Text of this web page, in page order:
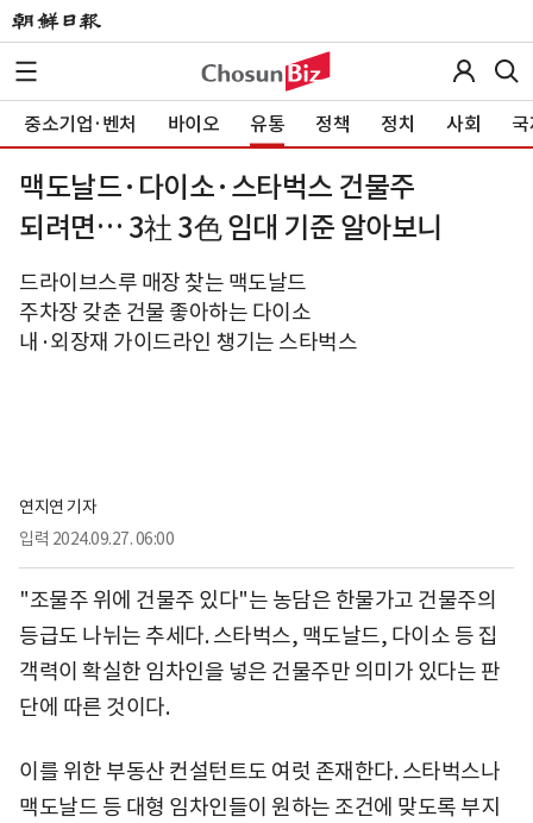
중소기업·벤처 바이오 유통 정책 정치 사회
맥도날드·다이소·스타벅스 건물주
되려면… 3社 3色 임대 기준 알아보니
드라이브스루 매장 찾는 맥도날드
주차장 갖춘 건물 좋아하는 다이소
내·외장재 가이드라인 챙기는 스타벅스
연지연 기자
입력 2024.09.27. 06:00
"조물주 위에 건물주 있다"는 농담은 한물가고 건물주의
등급도 나뉘는 추세다. 스타벅스, 맥도날드, 다이소 등 집
객력이 확실한 임차인을 넣은 건물주만 의미가 있다는 판
단에 따른 것이다.
이를 위한 부동산 컨설턴트도 여럿 존재한다. 스타벅스나
맥도날드 등 대형 임차인들이 원하는 조건에 맞도록 부지